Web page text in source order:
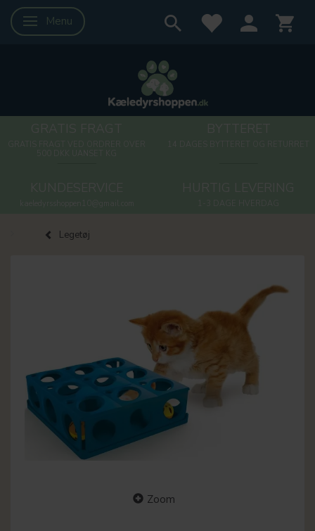
Skifte navigation
Menu
Legetøj
Zoom